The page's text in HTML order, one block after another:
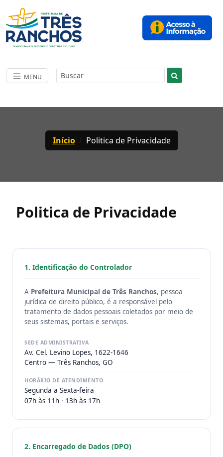
MENU
Início Politica de Privacidade
Politica de Privacidade
1. Identificação do Controlador
A Prefeitura Municipal de Três Ranchos, pessoa
jurídica de direito público, é a responsável pelo
tratamento de dados pessoais coletados por meio de
seus sistemas, portais e serviços.
SEDE ADMINISTRATIVA
Av. Cel. Levino Lopes, 1622-1646
Centro — Três Ranchos, GO
HORÁRIO DE ATENDIMENTO
Segunda a Sexta-feira
07h às 11h · 13h às 17h
2. Encarregado de Dados (DPO)